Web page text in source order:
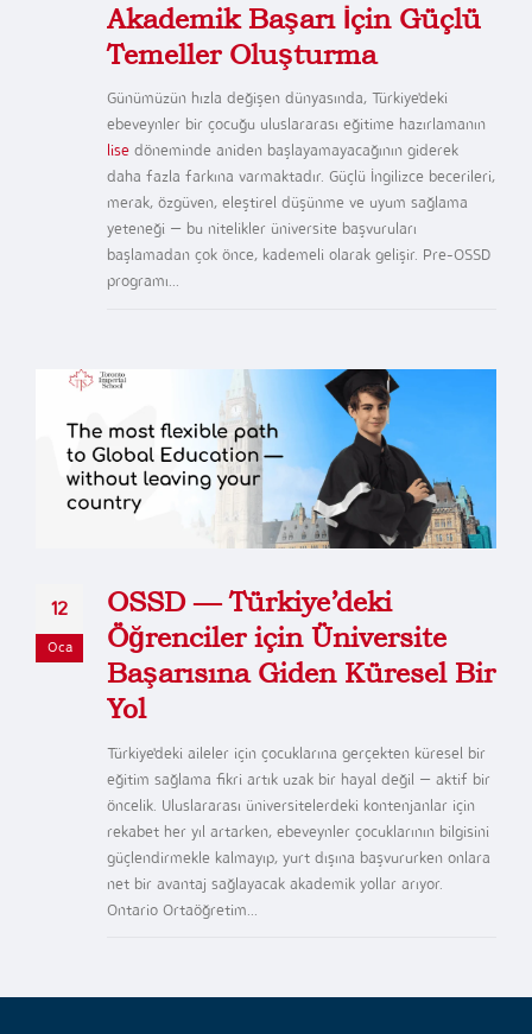
Akademik Başarı İçin Güçlü
Temeller Oluşturma
Günümüzün hızla değişen dünyasında, Türkiye'deki
ebeveynler bir çocuğu uluslararası eğitime hazırlamanın
lise döneminde aniden başlayamayacağının giderek
daha fazla farkına varmaktadır. Güçlü İngilizce becerileri,
merak, özgüven, eleştirel düşünme ve uyum sağlama
yeteneği — bu nitelikler üniversite başvuruları
başlamadan çok önce, kademeli olarak gelişir. Pre-OSSD
programı...
12
Oca
OSSD — Türkiye’deki
Öğrenciler için Üniversite
Başarısına Giden Küresel Bir
Yol
Türkiye'deki aileler için çocuklarına gerçekten küresel bir
eğitim sağlama fikri artık uzak bir hayal değil — aktif bir
öncelik. Uluslararası üniversitelerdeki kontenjanlar için
rekabet her yıl artarken, ebeveynler çocuklarının bilgisini
güçlendirmekle kalmayıp, yurt dışına başvururken onlara
net bir avantaj sağlayacak akademik yollar arıyor.
Ontario Ortaöğretim...